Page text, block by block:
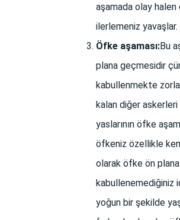
aşamada olay halen
ilerlemeniz yavaşlar.
Öfke aşaması:Bu
plana geçmesidir
kabullenmekte
kalan diğer askerleri
yaslarının öfke
öfkeniz özellikle
olarak öfke ön plana
kabullenemediğiniz
yoğun bir şekilde